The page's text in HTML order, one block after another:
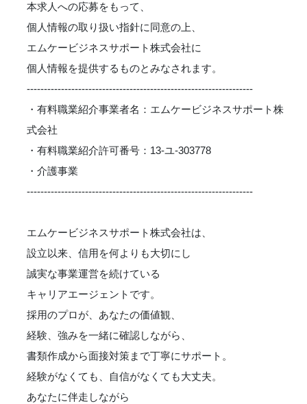
本求人への応募をもって、
個人情報の取り扱い指針に同意の上、
エムケービジネスサポート株式会社に
個人情報を提供するものとみなされます。
------------------------------------------------------------------
・有料職業紹介事業者名：エムケービジネスサポート株
式会社
・有料職業紹介許可番号：13-ユ-303778
・介護事業
------------------------------------------------------------------
エムケービジネスサポート株式会社は、
設立以来、信用を何よりも大切にし
誠実な事業運営を続けている
キャリアエージェントです。
採用のプロが、あなたの価値観、
経験、強みを一緒に確認しながら、
書類作成から面接対策まで丁寧にサポート。
経験がなくても、自信がなくても大丈夫。
あなたに伴走しながら